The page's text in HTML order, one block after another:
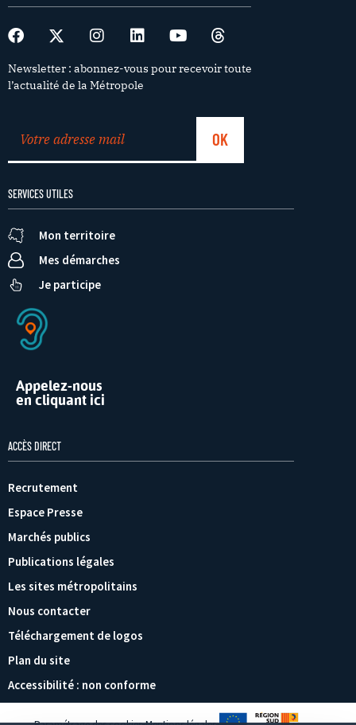
Newsletter : abonnez-vous pour recevoir toute
l’actualité de la Métropole
SERVICES UTILES
Mon territoire
Mes démarches
Je participe
Appelez-nous
en cliquant ici
ACCÈS DIRECT
Recrutement
Espace Presse
Marchés publics
Publications légales
Les sites métropolitains
Nous contacter
Téléchargement de logos
Plan du site
Accessibilité : non conforme